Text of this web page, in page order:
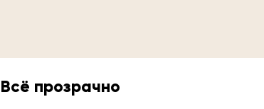
Всё прозрачно